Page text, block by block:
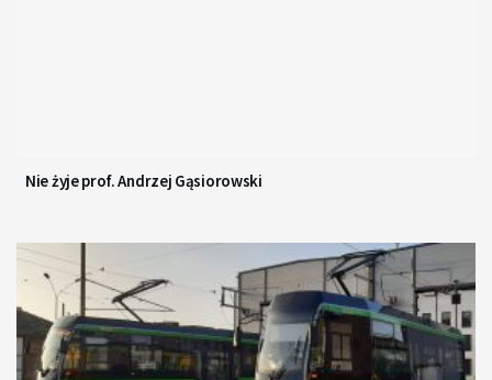
Nie żyje prof. Andrzej Gąsiorowski